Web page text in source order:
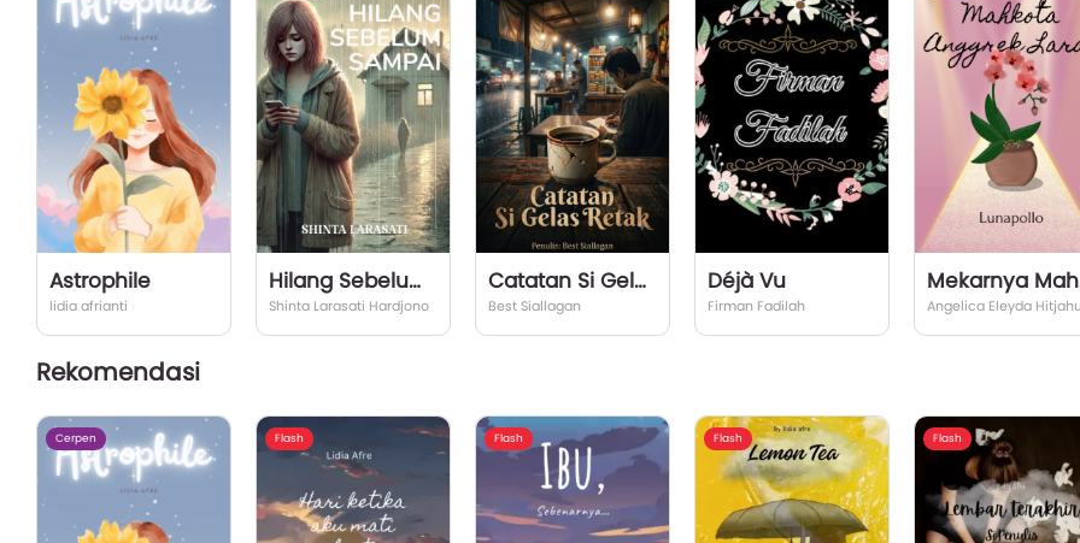
Astrophile
lidia afrianti
Hilang Sebelum Sampai
Shinta Larasati Hardjono
Catatan Si Gelas Retak
Best Siallagan
Déjà Vu
Firman Fadilah
Rekomendasi
Cerpen Flash Flash Flash Flash